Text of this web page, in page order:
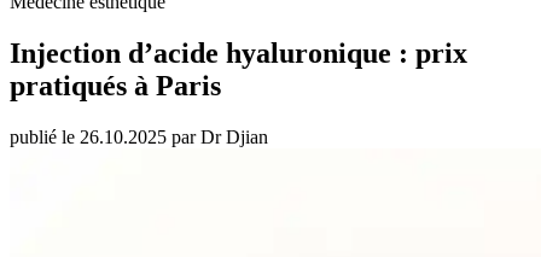
Injection d’acide hyaluronique : prix
pratiqués à Paris
publié le 26.10.2025 par Dr Djian